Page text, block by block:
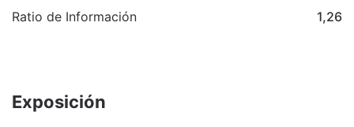
Ratio de Información 1,26
Exposición